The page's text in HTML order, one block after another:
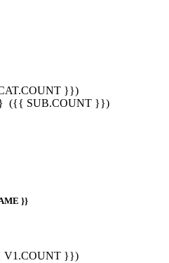
}})
({{ SUB.COUNT }})
}}
V1.COUNT }})